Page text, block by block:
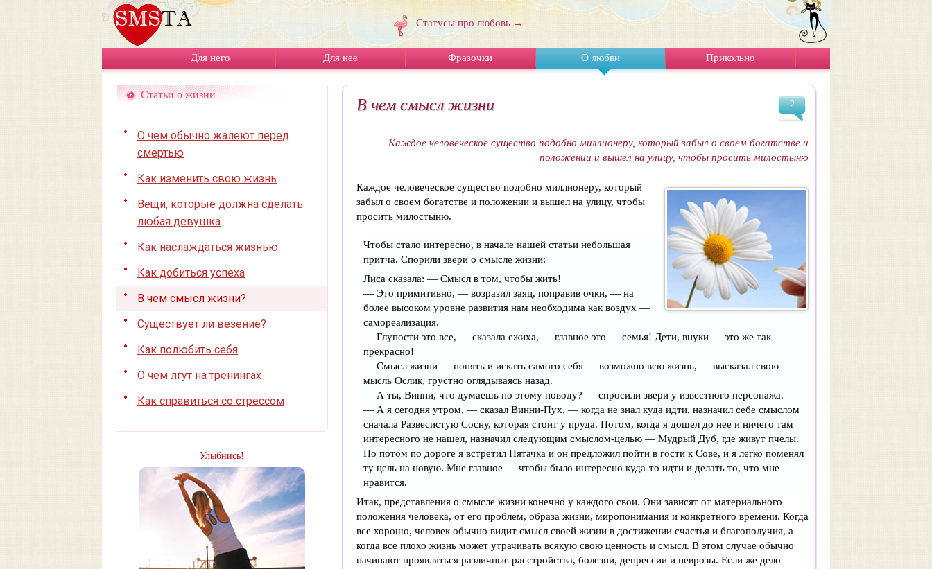
Статусы про любовь →
Для него Для нее Фразочки О любви Прикольно
2
В чем смысл жизни
Каждое человеческое существо подобно миллионеру, который забыл о своем богатстве и
положении и вышел на улицу, чтобы просить милостыню
Каждое человеческое существо подобно миллионеру, который
забыл о своем богатстве и положении и вышел на улицу, чтобы
просить милостыню.
Чтобы стало интересно, в начале нашей статьи небольшая
притча. Спорили звери о смысле жизни:
Лиса сказала: — Смысл в том, чтобы жить!
— Это примитивно, — возразил заяц, поправив очки, — на
более высоком уровне развития нам необходима как воздух —
самореализация.
— Глупости это все, — сказала ежиха, — главное это — семья! Дети, внуки — это же так
прекрасно!
— Смысл жизни — понять и искать самого себя — возможно всю жизнь, — высказал свою
мысль Ослик, грустно оглядываясь назад.
— А ты, Винни, что думаешь по этому поводу? — спросили звери у известного персонажа.
— А я сегодня утром, — сказал Винни-Пух, — когда не знал куда идти, назначил себе смыслом
сначала Развесистую Сосну, которая стоит у пруда. Потом, когда я дошел до нее и ничего там
интересного не нашел, назначил следующим смыслом-целью — Мудрый Дуб, где живут пчелы.
Но потом по дороге я встретил Пятачка и он предложил пойти в гости к Сове, и я легко поменял
ту цель на новую. Мне главное — чтобы было интересно куда-то идти и делать то, что мне
нравится.
Итак, представления о смысле жизни конечно у каждого свои. Они зависят от материального
положения человека, от его проблем, образа жизни, миропонимания и конкретного времени. Когда
все хорошо, человек обычно видит смысл своей жизни в достижении счастья и благополучия, а
когда все плохо жизнь может утрачивать всякую свою ценность и смысл. В этом случае обычно
начинают проявляться различные расстройства, болезни, депрессии и неврозы. Если же дело
Статьи о жизни
О чем обычно жалеют перед
смертью
Как изменить свою жизнь
Вещи, которые должна сделать
любая девушка
Как наслаждаться жизнью
Как добиться успеха
В чем смысл жизни?
Существует ли везение?
Как полюбить себя
О чем лгут на тренингах
Как справиться со стрессом
Улыбнись!